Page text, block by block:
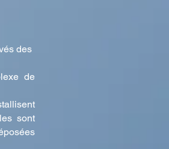
des
de
sont